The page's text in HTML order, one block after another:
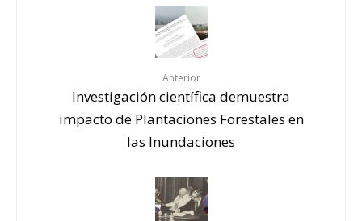
Anterior
Investigación científica demuestra
impacto de Plantaciones Forestales en
las Inundaciones